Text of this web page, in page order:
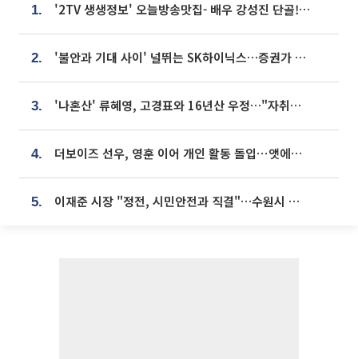
1. '2TV 생생정보' 오늘방송맛집- 배우 강성진 단골! 쌀국수ㆍ푸팟퐁 커리 맛집 '블○○○'
2. '불안과 기대 사이' 널뛰는 SK하이닉스…증권가 "HBM4·LTA 기반 펀터멘털 견고"
3. '나혼산' 류혜영, 고경표와 16년산 우정…"자취방서 부모님과 마주쳐"
4. 더보이즈 선우, 영훈 이어 개인 활동 돌입⋯앳에어리어와 전속계약
5. 이재준 시장 "정전, 시민안전과 직결"…수원시 비상대응체계 가동